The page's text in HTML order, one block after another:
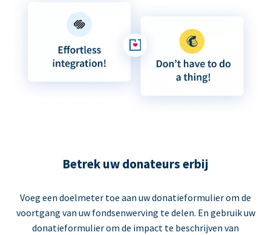
Betrek uw donateurs erbij
Voeg een doelmeter toe aan uw donatieformulier om de
voortgang van uw fondsenwerving te delen. En gebruik uw
donatieformulier om de impact te beschrijven van